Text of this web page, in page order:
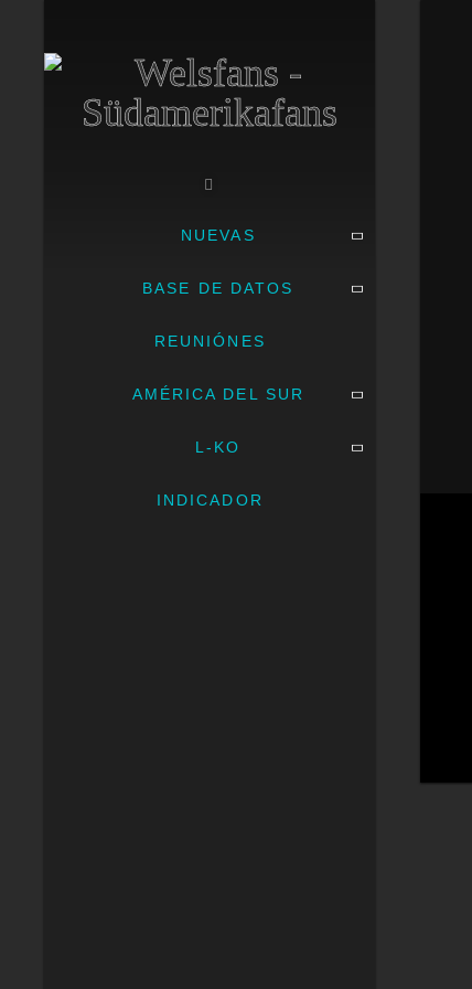
NUEVAS
BASE DE DATOS
REUNIÓNES
AMÉRICA DEL SUR
L-KO
INDICADOR